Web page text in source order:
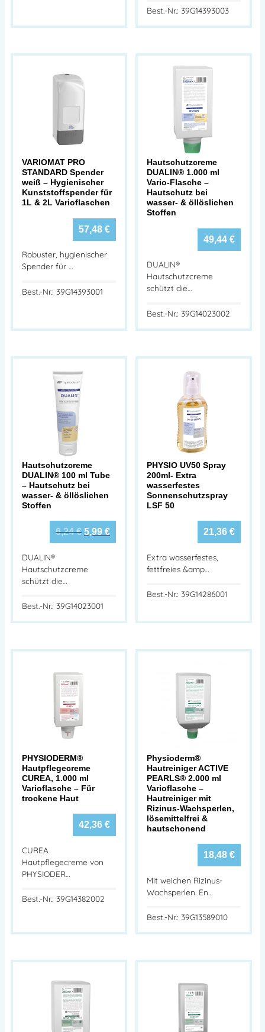
Best.-Nr.: 39G14393003
VARIOMAT PRO
STANDARD Spender
weiß – Hygienischer
Kunststoffspender für
1L & 2L Varioflaschen
57,48 €
Robuster, hygienischer
Spender für …
Best.-Nr.: 39G14393001
Hautschutzcreme
DUALIN® 1.000 ml
Vario-Flasche –
Hautschutz bei
wasser- & öllöslichen
Stoffen
49,44 €
DUALIN®
Hautschutzcreme
schützt die…
Best.-Nr.: 39G14023002
Hautschutzcreme
DUALIN® 100 ml Tube
– Hautschutz bei
wasser- & öllöslichen
Stoffen
6,24€ 5,99 €
DUALIN®
Hautschutzcreme
schützt die…
Best.-Nr.: 39G14023001
PHYSIO UV50 Spray
200ml- Extra
wasserfestes
Sonnenschutzspray
LSF 50
21,36 €
Extra wasserfestes,
fettfreies &amp…
Best.-Nr.: 39G14286001
PHYSIODERM®
Hautpflegecreme
CUREA, 1.000 ml
Varioflasche – Für
trockene Haut
42,36 €
CUREA
Hautpflegecreme von
PHYSIODER…
Best.-Nr.: 39G14382002
Physioderm®
Hautreiniger ACTIVE
PEARLS® 2.000 ml
Varioflasche –
Hautreiniger mit
Rizinus-Wachsperlen,
lösemittelfrei &
hautschonend
18,48 €
Mit weichen Rizinus-
Wachsperlen. En…
Best.-Nr.: 39G13589010